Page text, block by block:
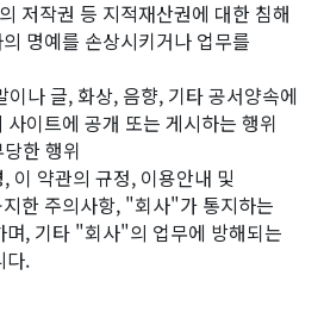
저작권 등 지적재산권에 대한 침해
명예를 손상시키거나 업무를
나 글, 화상, 음향, 기타 공서양속에
이트에 공개 또는 게시하는 행위
한 행위
약관의 규정, 이용안내 및
한 주의사항, "회사"가 통지하는
며, 기타 "회사"의 업무에 방해되는
다.